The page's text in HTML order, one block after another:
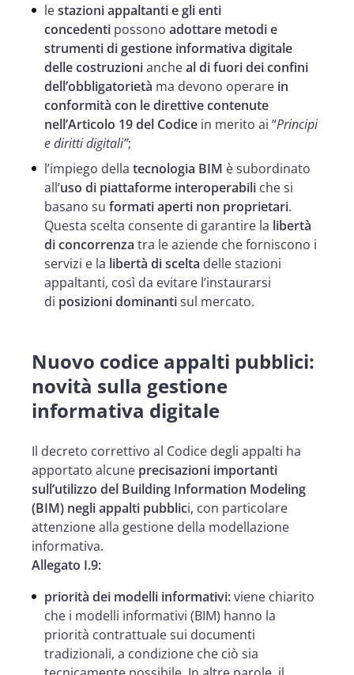
lestazioni appaltanti e gli enti
concedenti possono adottare metodi e
strumenti di gestione informativa digitale
delle costruzioniancheal di fuori dei confini
dell’obbligatorietà ma devono operare in
conformità con le direttive contenute
nell’Articolo 19 del Codice in merito ai “Principi
e diritti digitali”;
l’impiego della tecnologia BIM è subordinato
all’uso di piattaforme interoperabili che si
basano su formati aperti non proprietari.
Questa scelta consente di garantire la libertà
di concorrenza tra le aziende che forniscono i
servizi e la libertà di scelta delle stazioni
appaltanti, così da evitare l’instaurarsi
di posizioni dominantisul mercato.
Nuovo codice appalti pubblici:
novità sulla gestione
informativa digitale
Il decreto correttivo al Codice degli appalti ha
apportato alcune precisazioni importanti
sull’utilizzo del Building Information Modeling
(BIM) negli appalti pubblici, con particolare
attenzione alla gestione della modellazione
informativa.
Allegato I.9:
priorità dei modelli informativi:viene chiarito
che i modelli informativi (BIM) hanno la
priorità contrattuale sui documenti
tradizionali, a condizione che ciò sia